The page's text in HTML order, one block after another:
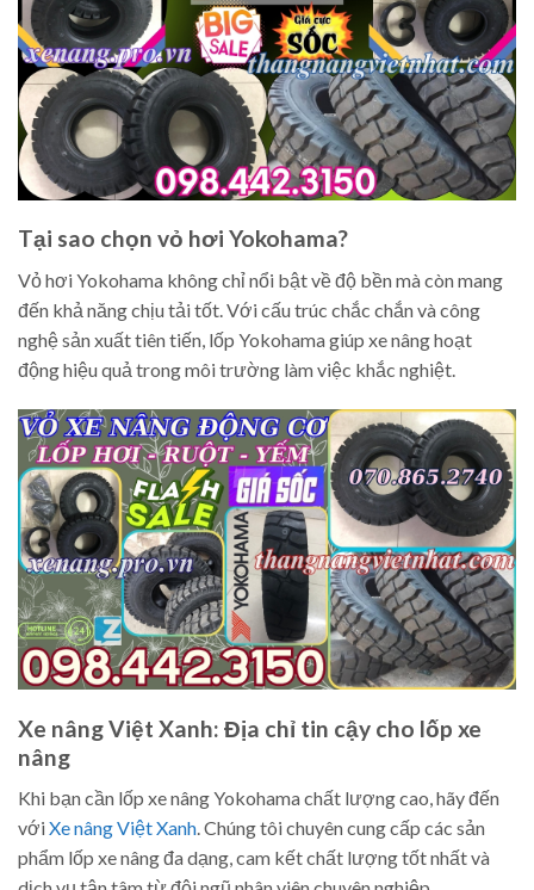
Tại sao chọn vỏ hơi Yokohama?
Vỏ hơi Yokohama không chỉ nổi bật về độ bền mà còn mang
đến khả năng chịu tải tốt. Với cấu trúc chắc chắn và công
nghệ sản xuất tiên tiến, lốp Yokohama giúp xe nâng hoạt
động hiệu quả trong môi trường làm việc khắc nghiệt.
Xe nâng Việt Xanh: Địa chỉ tin cậy cho lốp xe
nâng
Khi bạn cần lốp xe nâng Yokohama chất lượng cao, hãy đến
vớiXe nâng Việt Xanh. Chúng tôi chuyên cung cấp các sản
phẩm lốp xe nâng đa dạng, cam kết chất lượng tốt nhất và